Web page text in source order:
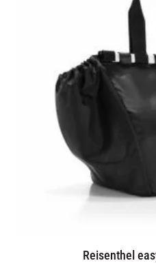
Reisenthel